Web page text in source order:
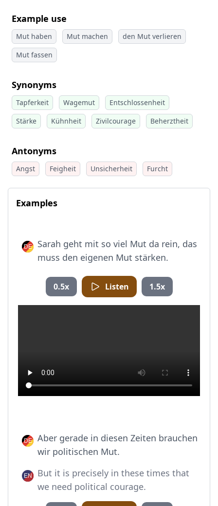
Example use
Mut haben Mut machen
den Mut verlieren
Mut fassen
Synonyms
Tapferkeit Wagemut
Entschlossenheit
Stärke
Kühnheit Zivilcourage Beherztheit
Antonyms
Angst Feigheit Unsicherheit Furcht
Examples
Sarah geht mit so viel Mut da rein, das
muss den eigenen Mut stärken.
0.5x Listen 1.5x
Aber gerade in diesen Zeiten brauchen
wir politischen Mut.
But it is precisely in these times that
we need political courage.